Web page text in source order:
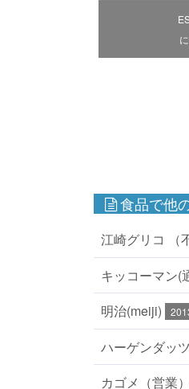
食品で他
江崎グリコ （
キッコーマン(
明治(meiji)
ハーゲンダッ
カゴメ（営業